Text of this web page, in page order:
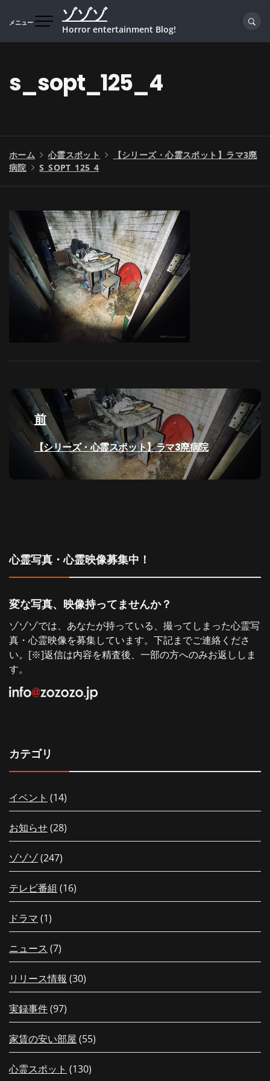
プ
メニュー ゾゾゾ
Horror entertainment Blog!
s_sopt_125_4
ホーム 心霊スポット
【シリーズ・心霊スポット】ラマ3廃
病院
S_SOPT_125_4
投
稿
ナ
シ
ョ
ン
前
過【シリーズ・心霊スポット】ラマ3廃病院
心霊写真・心霊映像募集中！
変な写真、映像持ってませんか？
ゾゾゾでは、あなたが持っている、撮ってしまった心霊写
真・心霊映像を募集しています。下記までご連絡くださ
い。[※]返信は内容を精査後、一部の方へのみお返ししま
す。
カテゴリ
イベント (14)
お知らせ(28)
ゾゾゾ(247)
テレビ番組 (16)
ドラマ (1)
ニュース (7)
リリース情報 (30)
実録事件(97)
家賃の安い部屋 (55)
心霊スポット (130)